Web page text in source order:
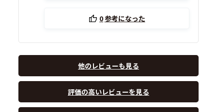
0参考になった
他のレビューも見る
評価の高いレビューを見る